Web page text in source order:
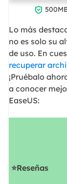

Lo más
no es solo su
de uso. En
recuperar
¡Pruébalo
a conocer
EaseUS:
⭐Reseñas